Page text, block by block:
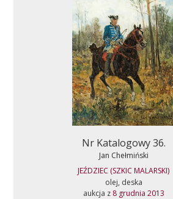
Nr Katalogowy 36.
Jan Chełmiński
JEŹDZIEC (SZKIC MALARSKI)
olej, deska
aukcja z 8 grudnia 2013